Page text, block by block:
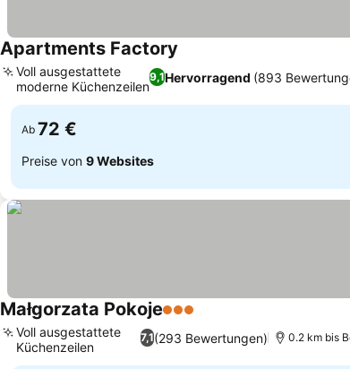
Apartments Factory
9,1Hervorragend (893
Voll ausgestattete
moderne Küchenzeilen
Ab 72 €
Preise von 9 Websites
Małgorzata Pokoje3 Sterne
7,1(293 Bewertungen)
Voll ausgestattete
Küchenzeilen
0.2 km bis